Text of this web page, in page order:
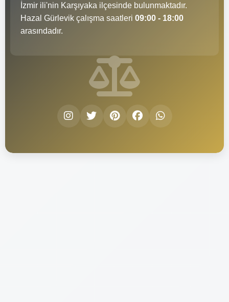
İzmir ili'nin Karşıyaka ilçesinde bulunmaktadır.
Hazal Gürlevik çalışma saatleri 09:00 - 18:00
arasındadır.